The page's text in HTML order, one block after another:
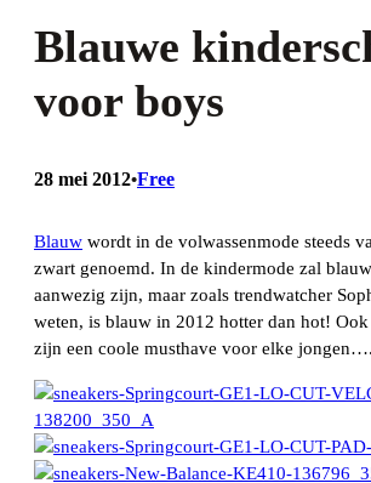
Blauwe
voor boys
28 mei 2012•Free
Blauw wordt in de volwassenmode steeds
zwart genoemd. In de kindermode zal
aanwezig zijn, maar zoals trendwatcher
weten, is blauw in 2012 hotter dan hot!
zijn een coole musthave voor elke jongen….